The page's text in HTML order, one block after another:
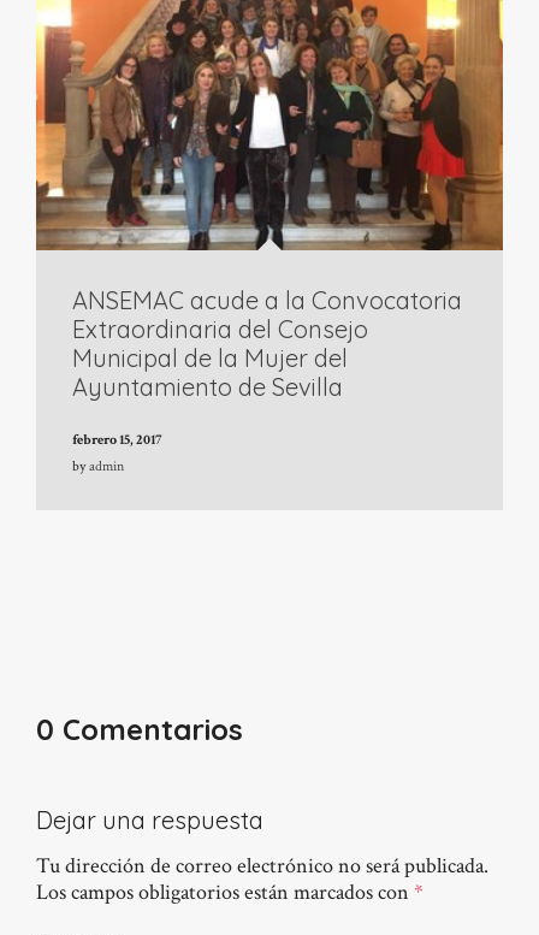
ANSEMAC acude a la Convocatoria
Extraordinaria del Consejo
Municipal de la Mujer del
Ayuntamiento de Sevilla
febrero 15, 2017
byadmin
0 Comentarios
Dejar una respuesta
Tu dirección de correo electrónico no será publicada.
Los campos obligatorios están marcados con *